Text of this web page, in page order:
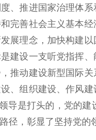
、推进国家治理体
完善社会主义基本
展理念，加快构建
建设一支听党指挥
推动建设新型国际
、组织建设、作风
导是打头的，党的
径，彰显了坚持党的